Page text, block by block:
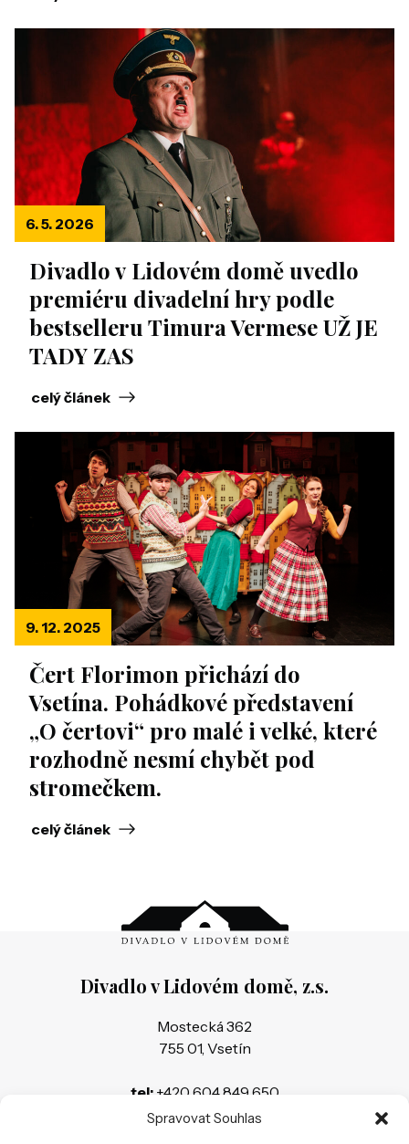
Spravovat Souhlas
6. 5. 2026
Divadlo v Lidovém domě uvedlo
premiéru divadelní hry podle
bestselleru Timura Vermese UŽ JE
TADY ZAS
celý článek
9. 12. 2025
Čert Florimon přichází do
Vsetína. Pohádkové představení
„O čertovi“ pro malé i velké, které
rozhodně nesmí chybět pod
stromečkem.
celý článek
Divadlo v Lidovém domě, z.s.
Mostecká 362
755 01, Vsetín
tel:+420 604 849 650
divadelnivsetin@seznam.cz